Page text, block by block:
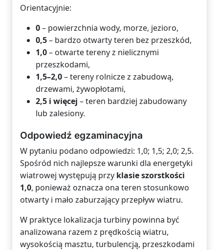
Orientacyjnie:
0– powierzchnia wody, morze, jezioro,
0,5– bardzo otwarty teren bez przeszkód,
1,0– otwarte tereny z nielicznymi
przeszkodami,
1,5–2,0– tereny rolnicze z zabudową,
drzewami, żywopłotami,
2,5 i więcej – teren bardziej zabudowany
lub zalesiony.
Odpowiedź egzaminacyjna
W pytaniu podano odpowiedzi: 1,0; 1,5; 2,0; 2,5.
Spośród nich najlepsze warunki dla energetyki
wiatrowej występują przy klasie szorstkości
1,0, ponieważ oznacza ona teren stosunkowo
otwarty i mało zaburzający przepływ wiatru.
W praktyce lokalizacja turbiny powinna być
analizowana razem z prędkością wiatru,
wysokością masztu, turbulencją, przeszkodami